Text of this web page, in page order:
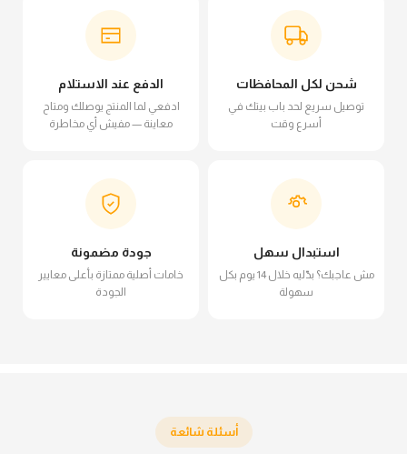
شحن لكل المحافظات
توصيل سريع لحد باب بيتك في
أسرع وقت
الدفع عند الاستلام
ادفعي لما المنتج يوصلك ومتاح
معاينة — مفيش أي مخاطرة
استبدال سهل
مش عاجبك؟ بدّليه خلال 14 يوم بكل
سهولة
جودة مضمونة
خامات أصلية ممتازة بأعلى معايير
الجودة
أسئلة شائعة